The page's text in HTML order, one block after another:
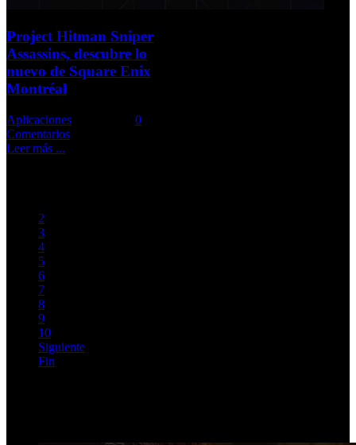
Project Hitman Sniper
Assassins, descubre lo
nuevo de Square Enix
Montréal
Aplicaciones
0
Comentarios
Leer más ...
2
3
4
5
6
7
8
9
10
Siguiente
Fin